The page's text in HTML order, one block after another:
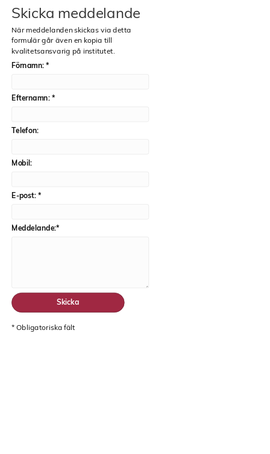
Skicka meddelande
När meddelanden skickas via detta
formulär går även en kopia till
kvalitetsansvarig på institutet.
Förnamn: *
Efternamn: *
Telefon:
Mobil:
E-post: *
Meddelande:*
* Obligatoriska fält